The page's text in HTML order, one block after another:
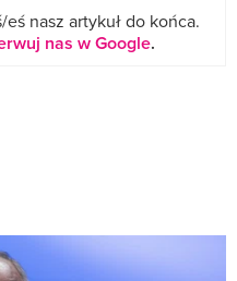
nasz artykuł do końca.
nas w Google.